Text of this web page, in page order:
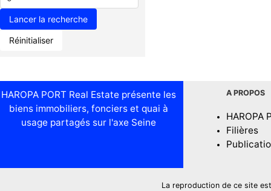
Réinitialiser
HAROPA PORT Real Estate présente les
biens immobiliers, fonciers et quai à
usage partagés sur l'axe Seine
A PROPOS
HAROPA
Filières
La reproduction de ce site